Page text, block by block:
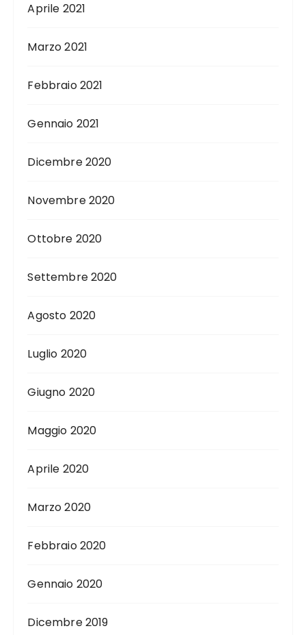
Aprile 2021
Marzo 2021
Febbraio 2021
Gennaio 2021
Dicembre 2020
Novembre 2020
Ottobre 2020
Settembre 2020
Agosto 2020
Luglio 2020
Giugno 2020
Maggio 2020
Aprile 2020
Marzo 2020
Febbraio 2020
Gennaio 2020
Dicembre 2019